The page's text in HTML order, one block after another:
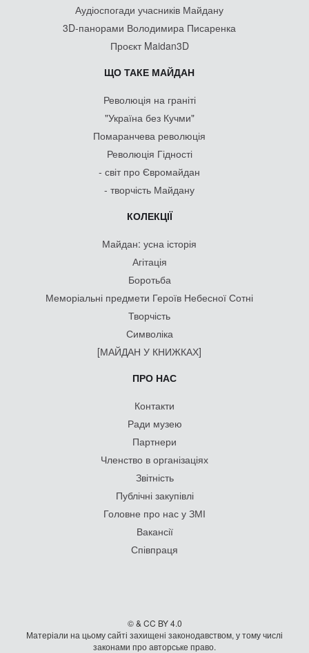
Аудіоспогади учасників Майдану
3D-панорами Володимира Писаренка
Проєкт Maidan3D
ЩО ТАКЕ МАЙДАН
Революція на граніті
"Україна без Кучми"
Помаранчева революція
Революція Гідності
- світ про Євромайдан
- творчість Майдану
КОЛЕКЦІЇ
Майдан: усна історія
Агітація
Боротьба
Меморіальні предмети Героїв Небесної Сотні
Творчість
Символіка
[МАЙДАН У КНИЖКАХ]
ПРО НАС
Контакти
Ради музею
Партнери
Членство в організаціях
Звітність
Публічні закупівлі
Головне про нас у ЗМІ
Вакансії
Співпраця
© & CC BY 4.0
Матеріали на цьому сайті захищені законодавством, у тому числі
законами про авторське право.